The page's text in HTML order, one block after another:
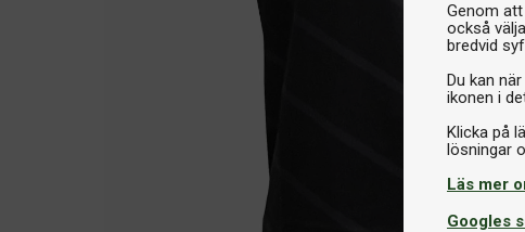
Genom att
också
bredvid
Du kan
ikonen i
Klicka på
Läs mer
Googles